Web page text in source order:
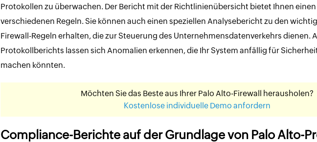
Protokollen zu überwachen. Der Bericht mit der Richtlinienübersicht bietet Ihnen
verschiedenen Regeln. Sie können auch einen speziellen Analysebericht zu den
Firewall-Regeln erhalten, die zur Steuerung des Unternehmensdatenverkehrs dienen.
Protokollberichts lassen sich Anomalien erkennen, die Ihr System anfällig für
machen könnten.
Möchten Sie das Beste aus Ihrer Palo Alto-Firewall herausholen?
Kostenlose individuelle Demo anfordern
Compliance-Berichte auf der Grundlage von Palo Alto-